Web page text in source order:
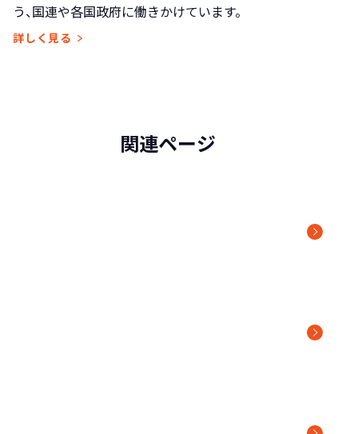
う、国連や各国政府に働きかけています。
詳しく見る
関連ページ